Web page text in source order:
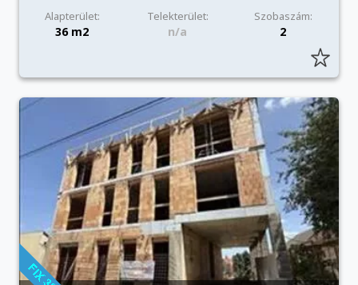
Alapterület: Telekterület: Szobaszám:
36 m2 n/a 2